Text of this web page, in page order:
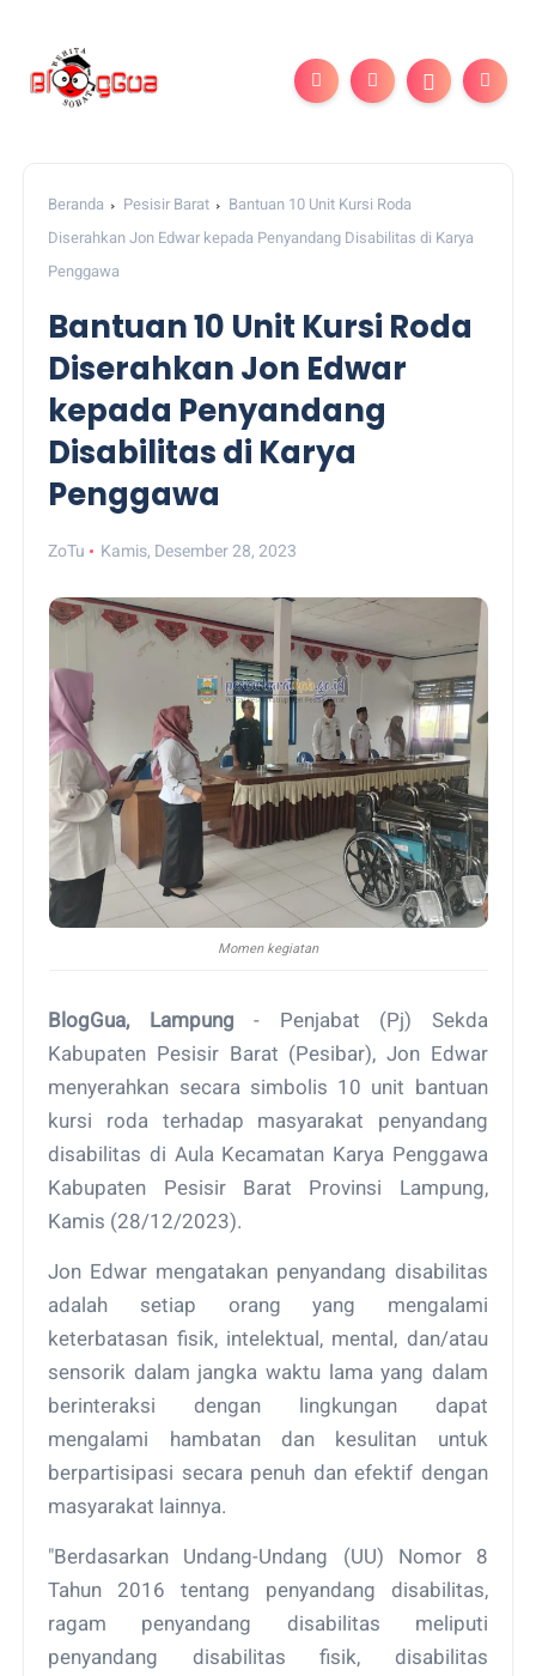
Beranda Pesisir Barat
Bantuan 10 Unit Kursi Roda
Diserahkan Jon Edwar kepada Penyandang Disabilitas di Karya
Penggawa
Bantuan 10 Unit Kursi Roda
Diserahkan Jon Edwar
kepada Penyandang
Disabilitas di Karya
Penggawa
ZoTu Kamis, Desember 28, 2023
Momen kegiatan
BlogGua, Lampung - Penjabat (Pj) Sekda
Kabupaten Pesisir Barat (Pesibar), Jon Edwar
menyerahkan secara simbolis 10 unit bantuan
kursi roda terhadap masyarakat penyandang
disabilitas di Aula Kecamatan Karya Penggawa
Kabupaten Pesisir Barat Provinsi Lampung,
Kamis (28/12/2023).
Jon Edwar mengatakan penyandang disabilitas
adalah setiap orang yang mengalami
keterbatasan fisik, intelektual, mental, dan/atau
sensorik dalam jangka waktu lama yang dalam
berinteraksi dengan lingkungan dapat
mengalami hambatan dan kesulitan untuk
berpartisipasi secara penuh dan efektif dengan
masyarakat lainnya.
"Berdasarkan Undang-Undang (UU) Nomor 8
Tahun 2016 tentang penyandang disabilitas,
ragam penyandang disabilitas meliputi
penyandang disabilitas fisik, disabilitas